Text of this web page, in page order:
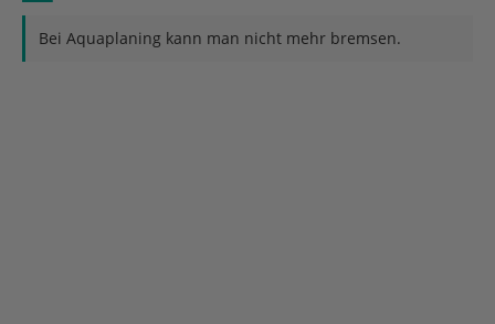
Bei Aquaplaning kann man nicht mehr bremsen.